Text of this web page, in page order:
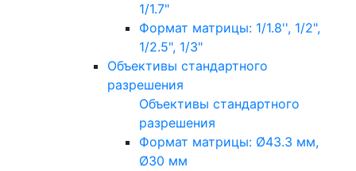
1/1.7"
Формат матрицы: 1/1.8'', 1/2",
1/2.5", 1/3"
Объективы стандартного
разрешения
Объективы стандартного
разрешения
Формат матрицы: Ø43.3 мм,
Ø30 мм